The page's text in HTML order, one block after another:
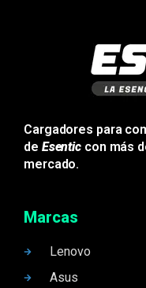
Cargadores para
de Esentic con más
mercado.
Marcas
Lenovo
Asus